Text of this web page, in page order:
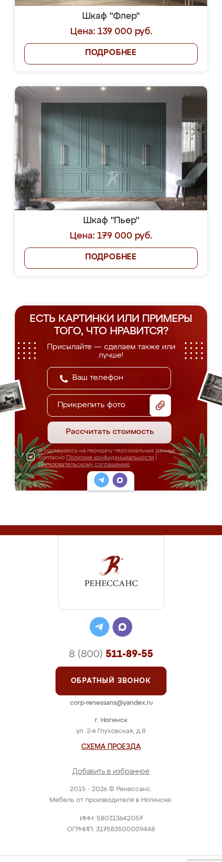
Шкаф "Флер"
Цена: 139 000 руб.
ПОДРОБНЕЕ
Шкаф "Пьер"
Цена: 179 000 руб.
ПОДРОБНЕЕ
ЕСТЬ КАРТИНКИ ИЛИ ПРИМЕРЫ
ТОГО, ЧТО НРАВИТСЯ?
Присылайте — сделаем также или
лучше!
Прикрепить фото
Рассчитать стоимость
Я соглашаюсь на передачу персональных данных
согласно Политике конфиденциальности
Пользовательскому соглашению
2015 - 2026 © Ренессанс.
Мебель от производителя в Ногинске.
ИНН: 580313642057
ОГРНИП: 317583500009448
г. Ногинск
ул. 2-я Глуховская, д.8
СХЕМА ПРОЕЗДА
Добавить в избранное
8 (800) 511-89-55
ОБРАТНЫЙ ЗВОНОК
corp-renessans@yandex.ru